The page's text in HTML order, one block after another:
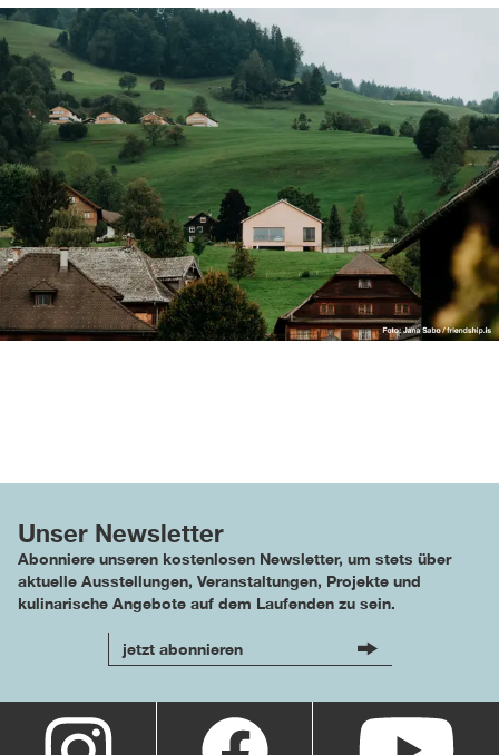
Unser Newsletter
Abonniere unseren kostenlosen Newsletter, um stets über
aktuelle Ausstellungen, Veranstaltungen, Projekte und
kulinarische Angebote auf dem Laufenden zu sein.
jetzt abonnieren